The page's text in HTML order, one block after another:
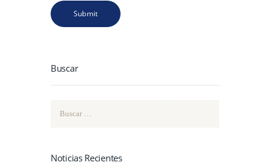
Buscar
Noticias Recientes